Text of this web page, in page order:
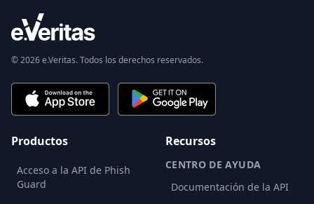
© 2026 e.Veritas. Todos los derechos reservados.
Productos
Acceso a la API de Phish
Guard
Recursos
CENTRO DE AYUDA
Documentación de la API